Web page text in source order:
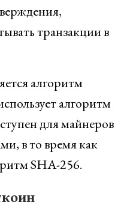
транзакции в
алгоритм
алгоритм
для майнеров
в то время как
SHA-256.